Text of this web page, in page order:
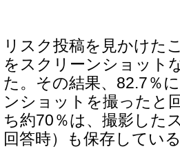
リスク投稿を見かけた
をスクリーンショット
た。その結果、82.7％
ンショットを撮ったと
ち約70％は、撮影した
回答時）も保存してい